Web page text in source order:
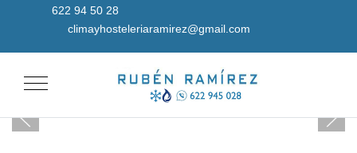
622 94 50 28
climayhosteleriaramirez@gmail.com
Mobile Menu Toggle